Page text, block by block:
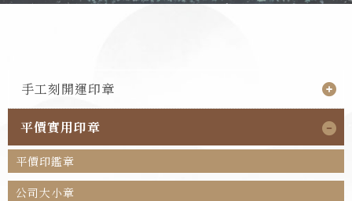
手工刻開運印章
平價實用印章
平價印鑑章
公司大小章